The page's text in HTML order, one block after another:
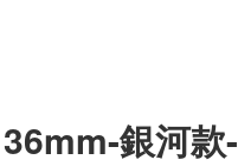
銀河款-